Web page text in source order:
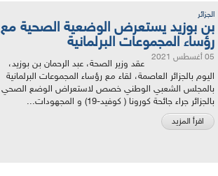
الجزائر
بن بوزيد يستعرض الوضعية الصحية مع
رؤساء المجموعات البرلمانية
05 أغسطس 2021
عقد وزير الصحة، عبد الرحمان بن بوزيد،
اليوم بالجزائر العاصمة، لقاء مع رؤساء المجموعات البرلمانية
بالمجلس الشعبي الوطني خصص لاستعراض الوضع الصحي
بالجزائر جراء جائحة كورونا ( كوفيد-19) و المجهودات...
اقرأ المزيد